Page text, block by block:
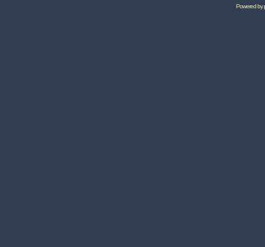
Powered by